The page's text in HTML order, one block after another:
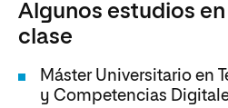
Algunos estudios
clase
Máster Universitario en
y Competencias